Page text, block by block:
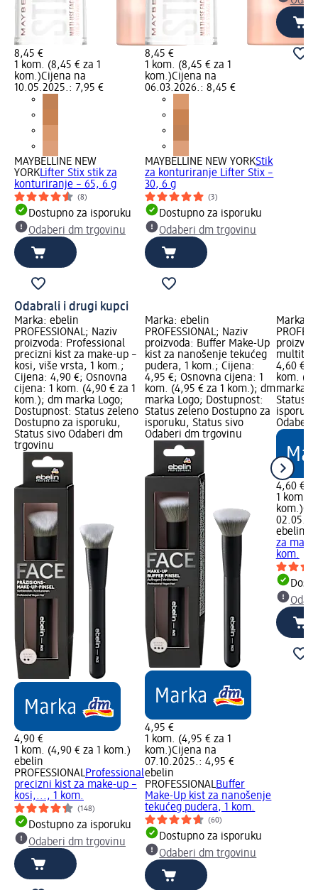
8,45 €
1 kom. (8,45 € za 1
kom.)Cijena na
10.05.2025.: 7,95 €
MAYBELLINE NEW
YORKLifter Stix stik za
konturiranje – 65, 6 g
(8)
Dostupno za isporuku
Odaberi dm trgovinu
8,45 €
1 kom. (8,45 € za 1
kom.)Cijena na
06.03.2026.: 8,45 €
MAYBELLINE NEW YORKStik
za konturiranje Lifter Stix –
30, 6 g
(3)
Dostupno za isporuku
Odaberi dm trgovinu
Odabrali i drugi kupci
Marka: ebelin
PROFESSIONAL; Naziv
proizvoda: Professional
precizni kist za make-up –
kosi, više vrsta, 1 kom.;
Cijena: 4,90 €; Osnovna
cijena: 1 kom. (4,90 € za 1
kom.); dm marka Logo;
Dostupnost: Status zeleno
Dostupno za isporuku,
Status sivo Odaberi dm
trgovinu
4,90 €
1 kom. (4,90 € za 1 kom.)
ebelin
PROFESSIONALProfessional
precizni kist za make-up –
kosi,..., 1 kom.
(148)
Dostupno za isporuku
Odaberi dm trgovinu
Marka: ebelin
PROFESSIONAL; Naziv
proizvoda: Buffer Make-Up
kist za nanošenje tekućeg
pudera, 1 kom.; Cijena:
4,95 €; Osnovna cijena: 1
kom. (4,95 € za 1 kom.); dm
marka Logo; Dostupnost:
Status zeleno Dostupno za
isporuku, Status sivo
Odaberi dm trgovinu
4,95 €
1 kom. (4,95 € za 1
kom.)Cijena na
07.10.2025.: 4,95 €
ebelin
PROFESSIONALBuffer
Make-Up kist za nanošenje
tekućeg pudera, 1 kom.
(60)
Dostupno za isporuku
Odaberi dm trgovinu
Marka:
4,60 €;
kom.
marka
Status
Odaberi
4,60 €
1 kom.
kom.)
ebelin
za
kom.